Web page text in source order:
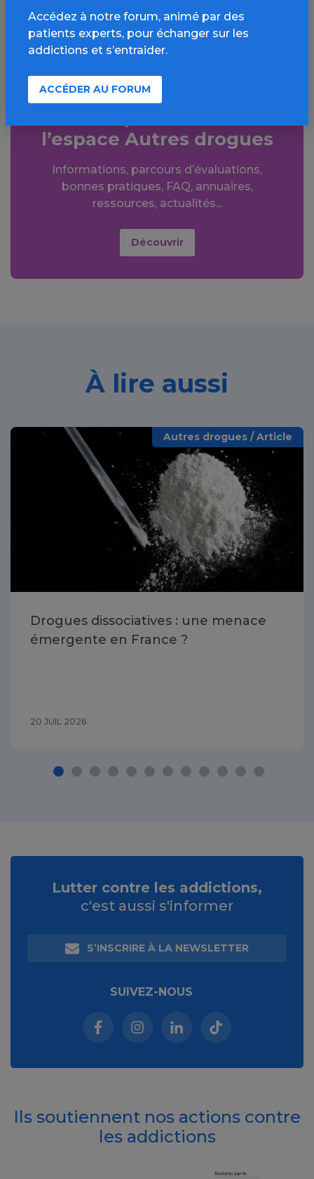
SMS WhatsApp
l’espace Autres drogues
Informations, parcours d’évaluations,
bonnes pratiques, FAQ, annuaires,
ressources, actualités...
Découvrir
À lire aussi
Autres drogues / Article
Drogues dissociatives : une menace
émergente en France ?
20 JUIL 2026
Accédez à notre forum, animé par des
patients experts, pour échanger sur les
addictions et s’entraider.
ACCÉDER AU FORUM
Lutter contre les addictions,
c'est aussi s'informer
S’INSCRIRE À LA NEWSLETTER
SUIVEZ-NOUS
Facebook (nouvelle fenêtre)
Instagram (nouvelle fenêtre)
Linkedin (nouvelle
Tiktok (nouvelle
Ils soutiennent nos actions contre
les addictions